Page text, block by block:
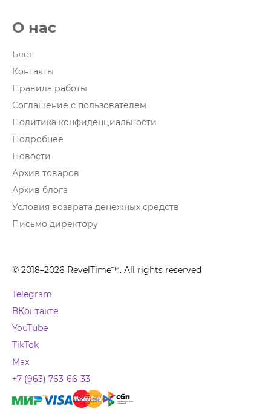
О нас
Блог
Контакты
Правила работы
Соглашение с пользователем
Политика конфиденциальности
Подробнее
Новости
Архив товаров
Архив блога
Условия возврата денежных средств
Письмо директору
© 2018–2026 RevelTime™. All rights reserved
Telegram
ВКонтакте
YouTube
TikTok
Max
+7 (963) 763-66-33